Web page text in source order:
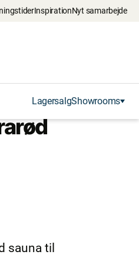
InspirationNyt samarbejde
LagersalgShowrooms
sauna til